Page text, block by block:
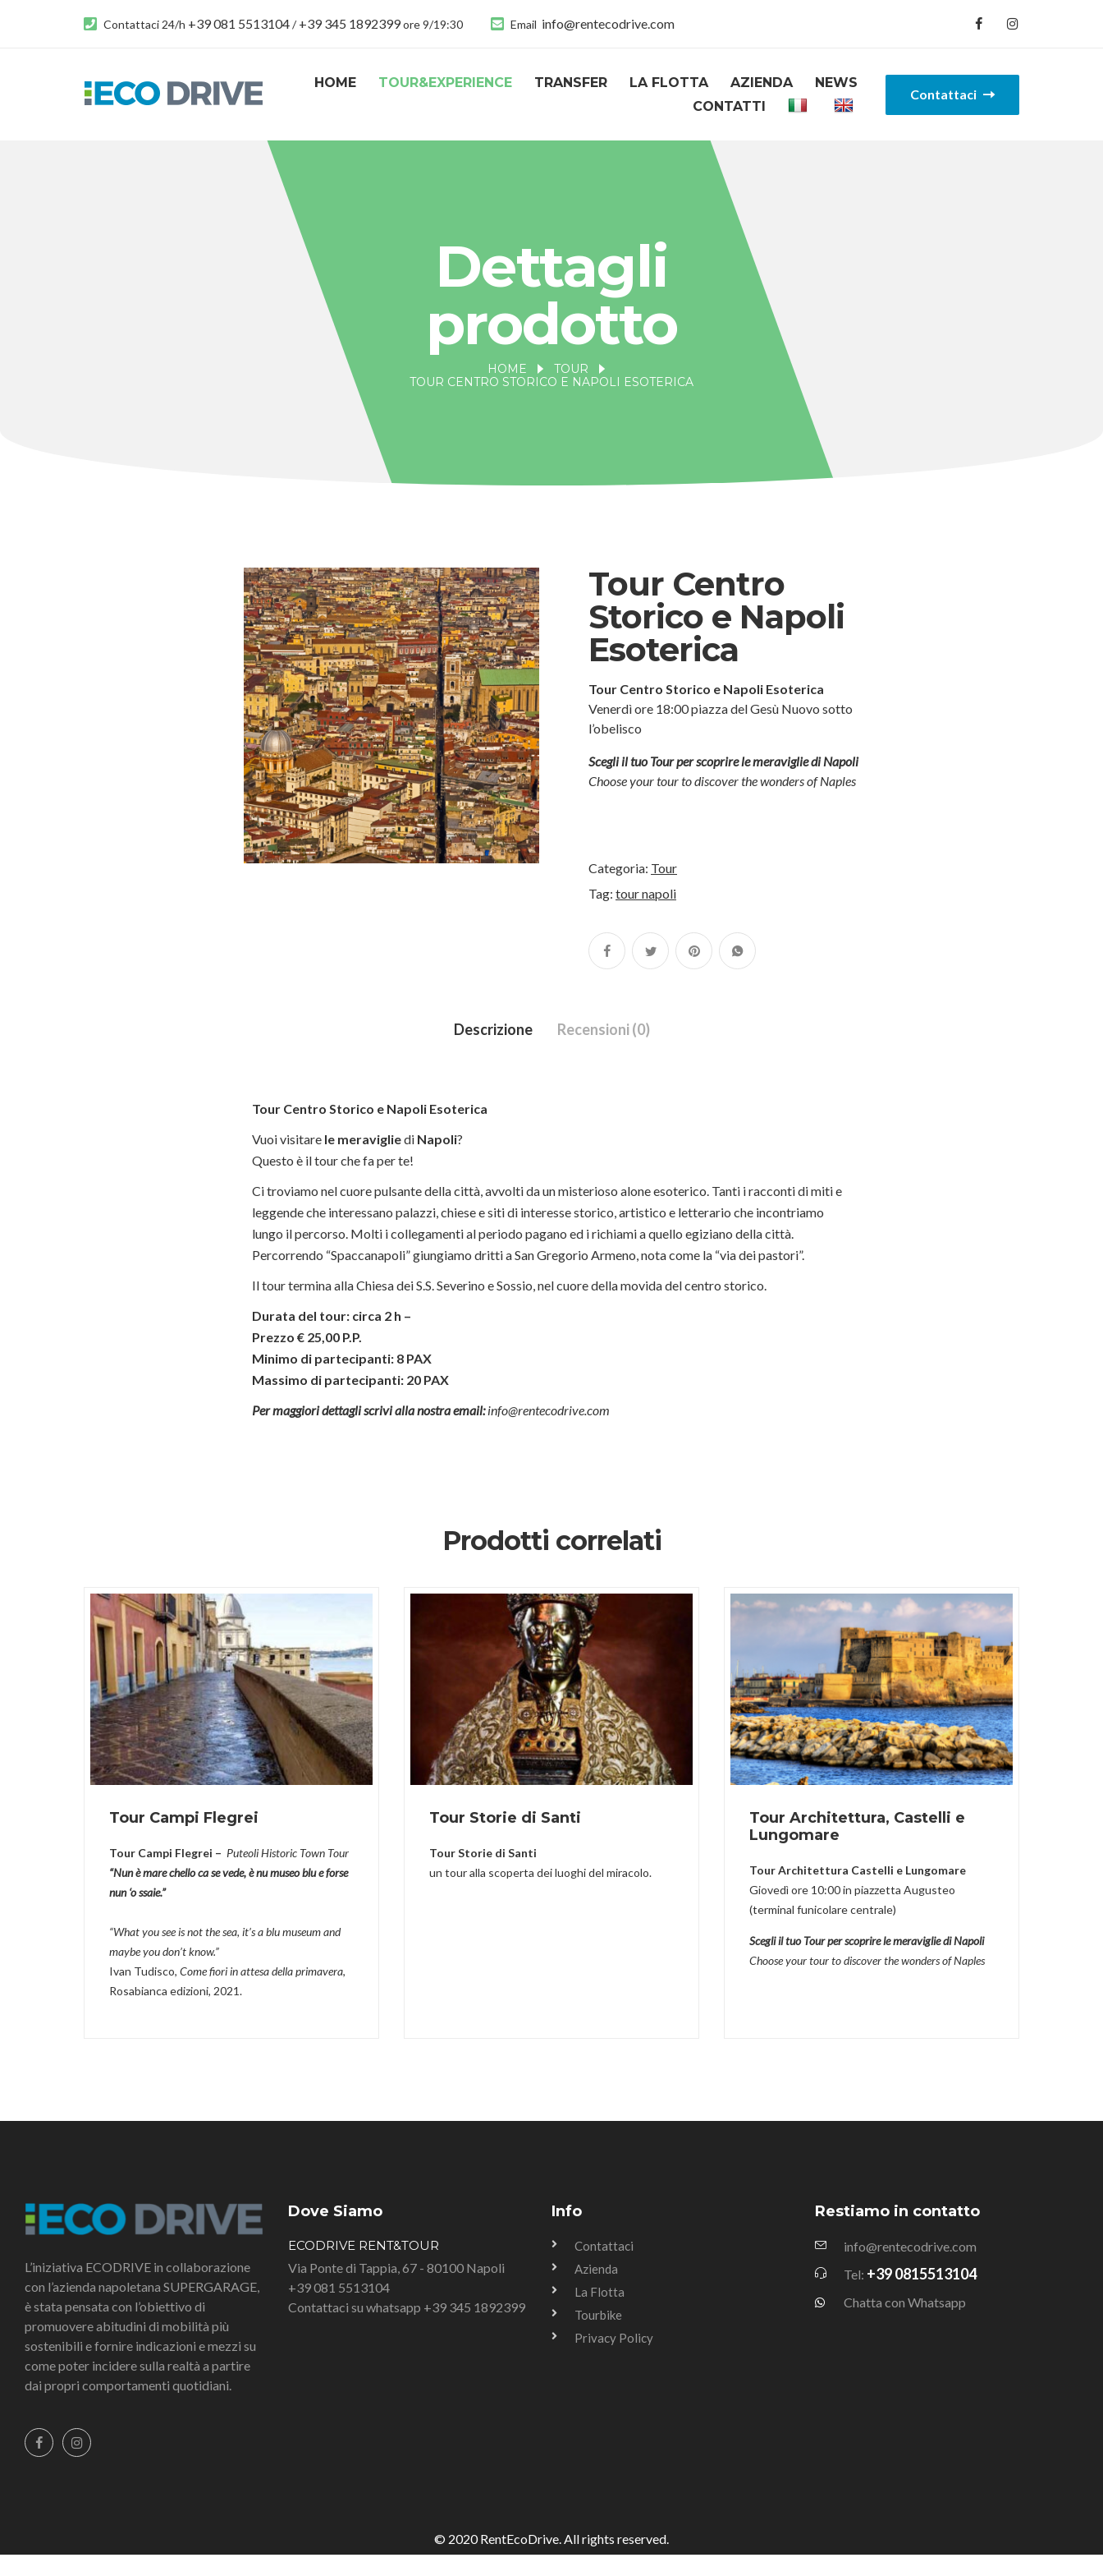
Contattaci 24/h +39 081 5513104/+39 345 1892399ore 9/19:30 Email info@rentecodrive.com
HOME TOUR&EXPERIENCE TRANSFER LA FLOTTA AZIENDA
NEWS
CONTATTI
Contattaci
Dettagli
prodotto
HOME
TOUR
TOUR CENTRO STORICO E NAPOLI ESOTERICA
Tour Centro
Storico e Napoli
Esoterica
Tour Centro Storico e Napoli Esoterica
Venerdì ore 18:00 piazza del Gesù Nuovo sotto
l’obelisco
Scegli il tuo Tour per scoprire le meraviglie di Napoli
Choose your tour to discover the wonders of Naples
Categoria: Tour
Tag: tour napoli
Descrizione Recensioni (0)
Tour Centro Storico e Napoli Esoterica
Vuoi visitare le meravigliedi Napoli?
Questo è il tour che fa per te!
Ci troviamo nel cuore pulsante della città, avvolti da un misterioso alone esoterico. Tanti i racconti di miti e
leggende che interessano palazzi, chiese e siti di interesse storico, artistico e letterario che incontriamo
lungo il percorso. Molti i collegamenti al periodo pagano ed i richiami a quello egiziano della città.
Percorrendo “Spaccanapoli” giungiamo dritti a San Gregorio Armeno, nota come la “via dei pastori”.
Il tour termina alla Chiesa dei S.S. Severino e Sossio, nel cuore della movida del centro storico.
Durata del tour: circa 2 h –
Prezzo € 25,00 P.P.
Minimo di partecipanti: 8 PAX
Massimo di partecipanti: 20 PAX
Per maggiori dettagli scrivi alla nostra email: info@rentecodrive.com
Prodotti correlati
Tour Campi Flegrei
Tour Campi Flegrei – Puteoli Historic Town Tour
“Nun è mare chello ca se vede, è nu museo blu e forse
nun ‘o ssaie.”
“What you see is not the sea, it’s a blu museum and
maybe you don’t know.”
Ivan Tudisco, Come fiori in attesa della primavera,
Rosabianca edizioni, 2021.
Tour Storie di Santi
Tour Storie di Santi
un tour alla scoperta dei luoghi del miracolo.
Tour Architettura, Castelli e
Lungomare
Tour Architettura Castelli e Lungomare
Giovedì ore 10:00 in piazzetta Augusteo
(terminal funicolare centrale)
Scegli il tuo Tour per scoprire le meraviglie di Napoli
Choose your tour to discover the wonders of Naples
L’iniziativa ECODRIVE in collaborazione
con l’azienda napoletana SUPERGARAGE,
è stata pensata con l’obiettivo di
promuovere abitudini di mobilità più
sostenibili e fornire indicazioni e mezzi su
come poter incidere sulla realtà a partire
dai propri comportamenti quotidiani.
Dove Siamo
ECODRIVE RENT&TOUR
Via Ponte di Tappia, 67 - 80100 Napoli
+39 081 5513104
Contattaci su whatsapp +39 345 1892399
Info
Contattaci
Azienda
La Flotta
Tourbike
Privacy Policy
Restiamo in contatto
info@rentecodrive.com
Tel: +39 0815513104
Chatta con Whatsapp
© 2020 RentEcoDrive. All rights reserved.